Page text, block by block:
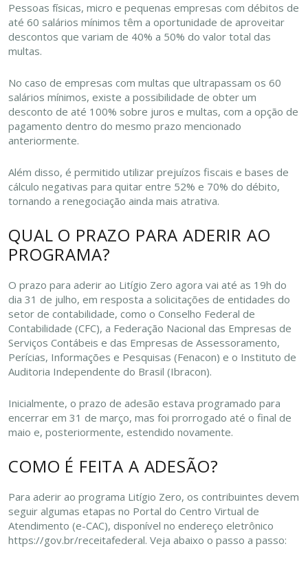
Pessoas físicas, micro e pequenas empresas com débitos de
até 60 salários mínimos têm a oportunidade de aproveitar
descontos que variam de 40% a 50% do valor total das
multas.
No caso de empresas com multas que ultrapassam os 60
salários mínimos, existe a possibilidade de obter um
desconto de até 100% sobre juros e multas, com a opção de
pagamento dentro do mesmo prazo mencionado
anteriormente.
Além disso, é permitido utilizar prejuízos fiscais e bases de
cálculo negativas para quitar entre 52% e 70% do débito,
tornando a renegociação ainda mais atrativa.
QUAL O PRAZO PARA ADERIR AO
PROGRAMA?
O prazo para aderir ao Litígio Zero agora vai até as 19h do
dia 31 de julho, em resposta a solicitações de entidades do
setor de contabilidade, como o Conselho Federal de
Contabilidade (CFC), a Federação Nacional das Empresas de
Serviços Contábeis e das Empresas de Assessoramento,
Perícias, Informações e Pesquisas (Fenacon) e o Instituto de
Auditoria Independente do Brasil (Ibracon).
Inicialmente, o prazo de adesão estava programado para
encerrar em 31 de março, mas foi prorrogado até o final de
maio e, posteriormente, estendido novamente.
COMO É FEITA A ADESÃO?
Para aderir ao programa Litígio Zero, os contribuintes devem
seguir algumas etapas no Portal do Centro Virtual de
Atendimento (e-CAC), disponível no endereço eletrônico
https://gov.br/receitafederal. Veja abaixo o passo a passo: